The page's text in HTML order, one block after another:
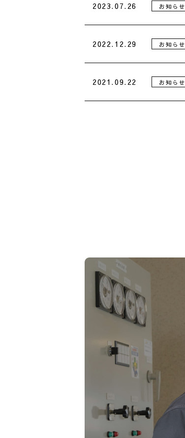
2023.07.26 お知らせ
2022.12.29 お知らせ
2021.09.22 お知らせ